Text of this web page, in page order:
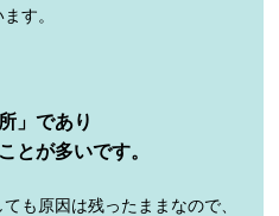
す。
」であり
とが多いです。
も原因は残ったままなので、